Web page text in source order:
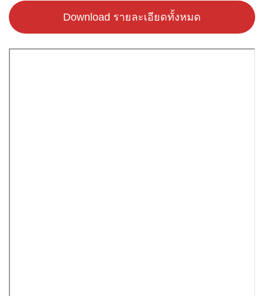
Download รายละเอียดทั้งหมด